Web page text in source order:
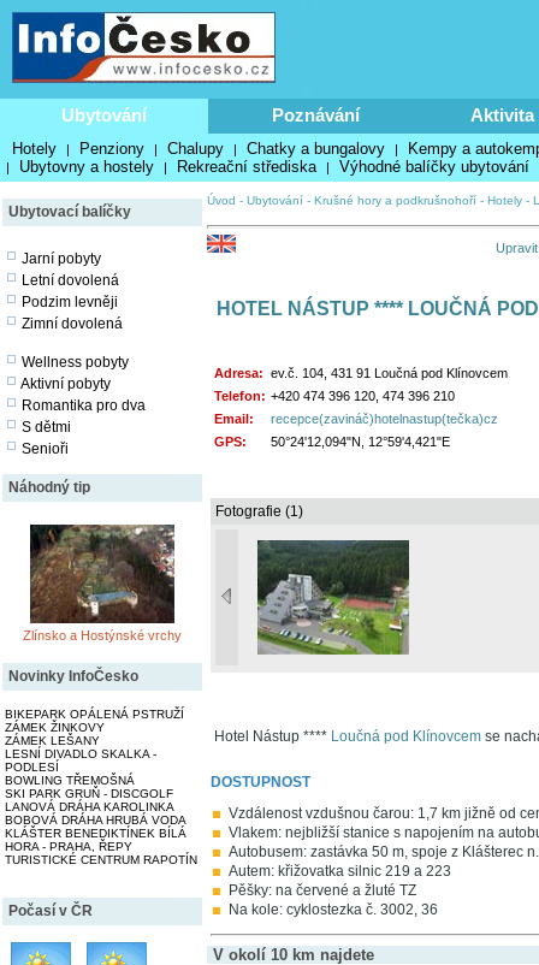
Ubytování Poznávání Aktivita
Hotely | Penziony | Chalupy | Chatky a bungalovy | Kempy a
| Ubytovny a hostely | Rekreační střediska | Výhodné balíčky ubytování
Ubytovací balíčky
Jarní pobyty
Letní dovolená
Podzim levněji
Zimní dovolená
Wellness pobyty
Aktivní pobyty
Romantika pro dva
S dětmi
Senioři
Náhodný tip
Zlínsko a Hostýnské vrchy
Novinky InfoČesko
BIKEPARK OPÁLENÁ PSTRUŽÍ
ZÁMEK ŽINKOVY
ZÁMEK LEŠANY
LESNÍ DIVADLO SKALKA -
PODLESÍ
BOWLING TŘEMOŠNÁ
SKI PARK GRUŇ - DISCGOLF
LANOVÁ DRÁHA KAROLINKA
BOBOVÁ DRÁHA HRUBÁ VODA
KLÁŠTER BENEDIKTÍNEK BÍLÁ
HORA - PRAHA, ŘEPY
TURISTICKÉ CENTRUM RAPOTÍN
Počasí v ČR
Úvod - Ubytování - Krušné hory a podkrušnohoří - Hotely -
HOTEL NÁSTUP **** LOUČNÁ
Adresa: ev.č. 104, 431 91 Loučná pod Klínovcem
Telefon: +420 474 396 120, 474 396 210
Email:
recepce(zavináč)hotelnastup(tečka)cz
GPS:
50°24'12,094"N, 12°59'4,421"E
Fotografie (1)
Hotel Nástup **** Loučná pod Klínovcem se
DOSTUPNOST
Vzdálenost vzdušnou čarou: 1,7 km jižně od
Vlakem: nejbližší stanice s napojením na
Autobusem: zastávka 50 m, spoje z Klášterec
Autem: křižovatka silnic 219 a 223
Pěšky: na červené a žluté TZ
Na kole: cyklostezka č. 3002, 36
V okolí 10 km najdete